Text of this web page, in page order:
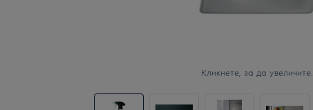
Кликнете, за да увеличите.